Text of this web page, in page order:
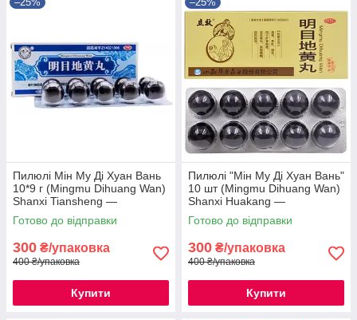
Пилюлі Мін Му Ді Хуан Вань
10*9 г (Mingmu Dihuang Wan)
Shanxi Tiansheng —
китайський препарат для
відновлення зору.
Готово до відправки
300 ₴/упаковка
400 ₴/упаковка
Купити
Пилюлі "Мін Му Ді Хуан Вань"
10 шт (Mingmu Dihuang Wan)
Shanxi Huakang —
китайський препарат для
відновлення зору.
Готово до відправки
300 ₴/упаковка
400 ₴/упаковка
Купити